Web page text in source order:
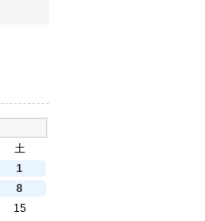
土
1
8
15